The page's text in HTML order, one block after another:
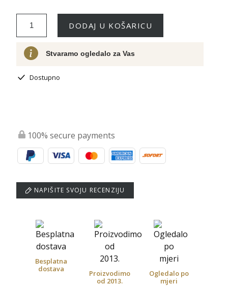
DODAJ U KOŠARICU
Stvaramo ogledalo za Vas
Dostupno
100% secure payments
NAPIŠITE SVOJU RECENZIJU
Besplatna
dostava
Proizvodimo
od 2013.
Ogledalo po
mjeri